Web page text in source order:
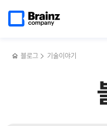
페이지로
블로그 기술이야기
Zenius EMS로 데이터 쿼리형 토폴로지
NVIDIA
모니터링과
다음
슬라이드